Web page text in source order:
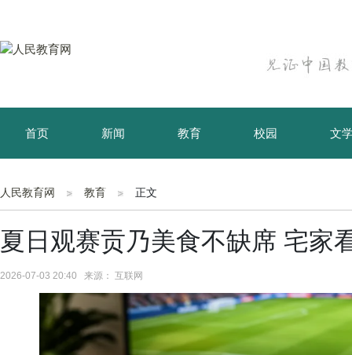
首页 新闻 教育 校园 文
育儿 资讯
人民教育网 教育 正文
夏日观赛贡乃美食不缺席 宅家
2026-07-03 20:40 来源： 互联网